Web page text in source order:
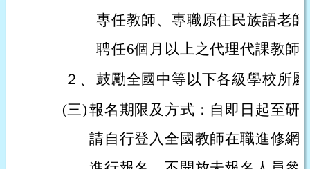
專任教師、專職原住民族語老
聘任6個月以上之代理代課教師
２、 鼓勵全國中等以下各級學校所
(三)報名期限及方式：自即日起至研
請自行登入全國教師在職進修網